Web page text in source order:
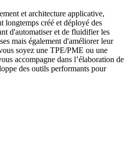
et architecture applicative,
créé et déployé des
d'automatiser et de fluidifier les
mais également d'améliorer leur
soyez une TPE/PME ou une
accompagne dans l’élaboration de
des outils performants pour